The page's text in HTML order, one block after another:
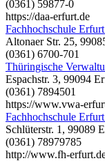
(0361) 59877-0
https://daa-erfurt.de
Fachhochschule
Altonaer Str. 25,
(0361) 6700-701
Thüringische
Espachstr. 3, 99094
(0361) 7894501
https://www.vwa-
Fachhochschule
Schlüterstr. 1, 99089
(0361) 78979785
http://www.fh-